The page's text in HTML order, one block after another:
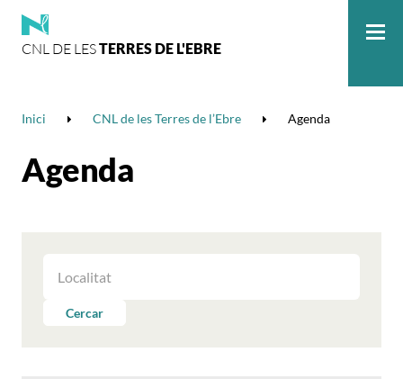
CNL DE LESTERRES DE L'EBRE
Inici CNL de les Terres de l’Ebre Agenda
Agenda
LES
PERCercar